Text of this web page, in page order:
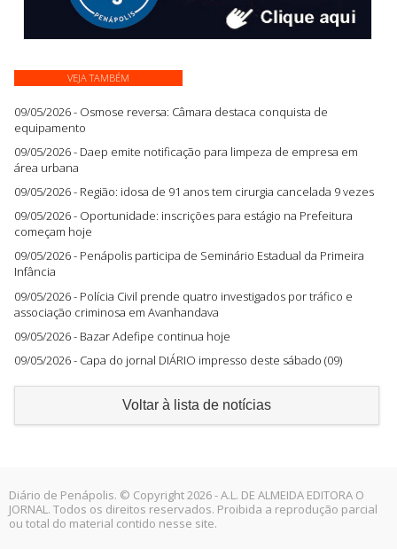
VEJA TAMBÉM
09/05/2026 - Osmose reversa: Câmara destaca conquista de
equipamento
09/05/2026 - Daep emite notificação para limpeza de empresa em
área urbana
09/05/2026 - Região: idosa de 91 anos tem cirurgia cancelada 9 vezes
09/05/2026 - Oportunidade: inscrições para estágio na Prefeitura
começam hoje
09/05/2026 - Penápolis participa de Seminário Estadual da Primeira
Infância
09/05/2026 - Polícia Civil prende quatro investigados por tráfico e
associação criminosa em Avanhandava
09/05/2026 - Bazar Adefipe continua hoje
09/05/2026 - Capa do jornal DIÁRIO impresso deste sábado (09)
Voltar à lista de notícias
Diário de Penápolis. © Copyright 2026 - A.L. DE ALMEIDA EDITORA O
JORNAL. Todos os direitos reservados. Proibida a reprodução parcial
ou total do material contido nesse site.